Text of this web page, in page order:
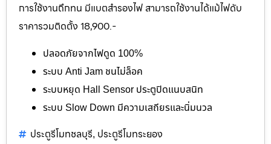
การใช้งานถึกทน มีแบตสำรองไฟ สามารถใช้งานได้แม้ไฟดับ
ราคารวมติดตั้ง 18,900.-
ปลอดภัยจากไฟดูด 100%
ระบบ Anti Jam ชนไม่ล็อค
ระบบหยุด Hall Sensor ประตูปิดแนบสนิท
ระบบ Slow Down มีความเสถียรและนิ่มนวล
ประตูรีโมทชลบุรี, ประตูรีโมทระยอง